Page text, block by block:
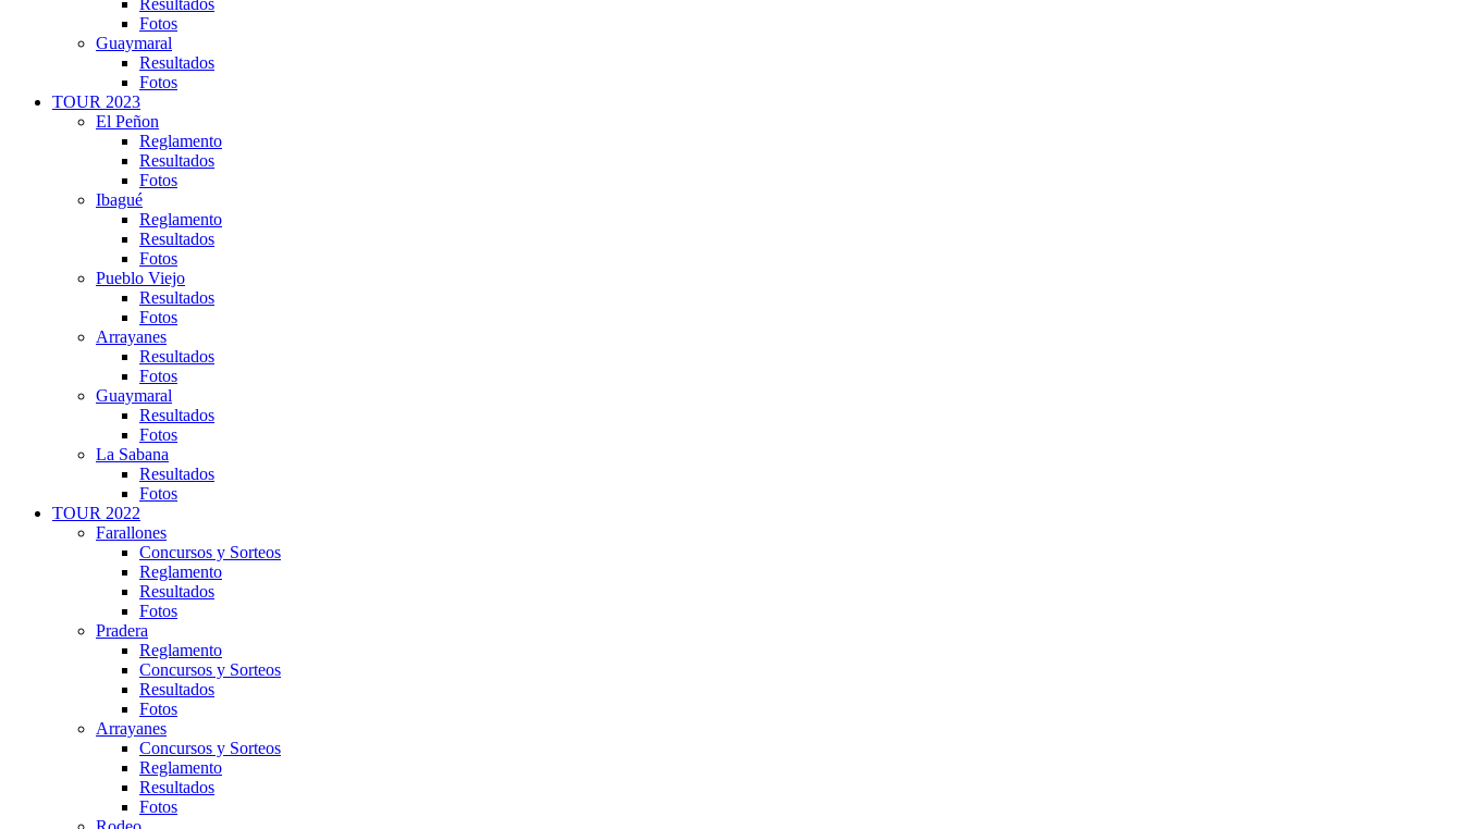
Resultados
Fotos
Guaymaral
Resultados
Fotos
TOUR 2023
El Peñon
Reglamento
Resultados
Fotos
Ibagué
Reglamento
Resultados
Fotos
Pueblo Viejo
Resultados
Fotos
Arrayanes
Resultados
Fotos
Guaymaral
Resultados
Fotos
La Sabana
Resultados
Fotos
TOUR 2022
Farallones
Concursos y Sorteos
Reglamento
Resultados
Fotos
Pradera
Reglamento
Concursos y Sorteos
Resultados
Fotos
Arrayanes
Concursos y Sorteos
Reglamento
Resultados
Fotos